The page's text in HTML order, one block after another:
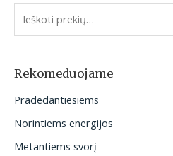
e
o
:
Rekomeduojame
Pradedantiesiems
Norintiems energijos
Metantiems svorį